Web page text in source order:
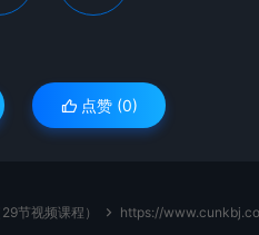
点赞 (0)
节视频课程） https://